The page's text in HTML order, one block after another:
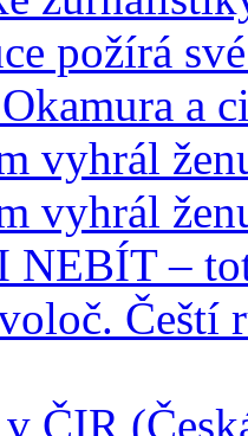
požírá
a
vyhrál
vyhrál
NEBÍT –
Čeští
ČIR